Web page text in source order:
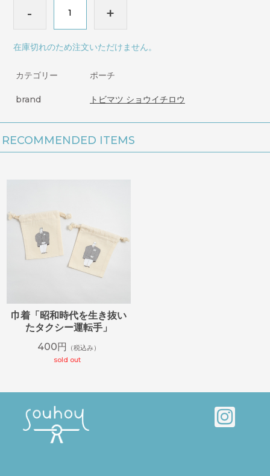
- +
在庫切れのため注文いただけません。
カテゴリー ポーチ
brand トビマツ ショウイチロウ
RECOMMENDED ITEMS
巾着「昭和時代を生き抜い
たタクシー運転手」
400円
（税込み）
sold out